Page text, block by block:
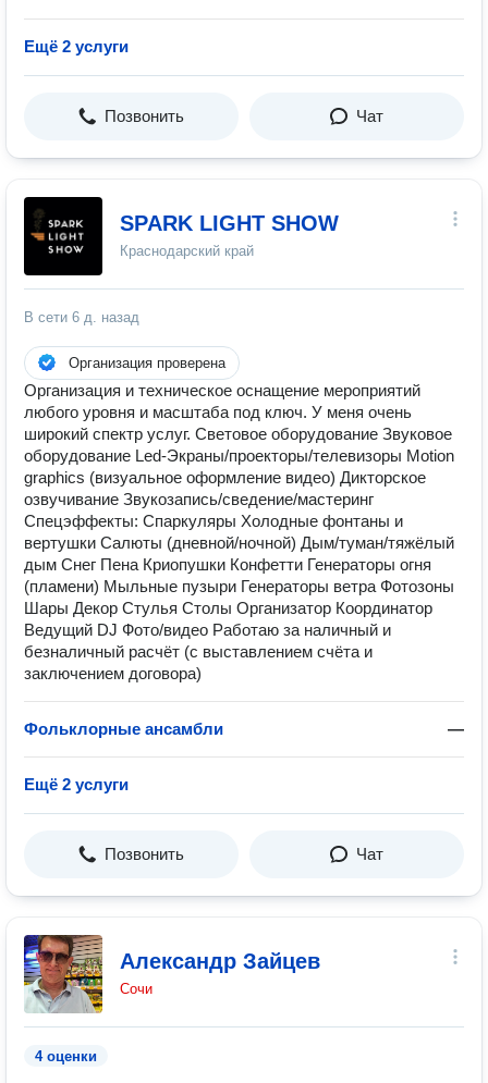
Ещё 2 услуги
Позвонить Чат
SPARK LIGHT SHOW
Краснодарский край
В сети 6 д. назад
Организация проверена
Организация и техническое оснащение мероприятий
любого уровня и масштаба под ключ. У меня очень
широкий спектр услуг. Световое оборудование Звуковое
оборудование Led-Экраны/проекторы/телевизоры Motion
graphics (визуальное оформление видео) Дикторское
озвучивание Звукозапись/сведение/мастеринг
Спецэффекты: Спаркуляры Холодные фонтаны и
вертушки Салюты (дневной/ночной) Дым/туман/тяжёлый
дым Снег Пена Криопушки Конфетти Генераторы огня
(пламени) Мыльные пузыри Генераторы ветра Фотозоны
Шары Декор Стулья Столы Организатор Координатор
Ведущий DJ Фото/видео Работаю за наличный и
безналичный расчёт (с выставлением счёта и
заключением договора)
Фольклорные ансамбли —
Ещё 2 услуги
Позвонить Чат
Александр Зайцев
Сочи
4 оценки